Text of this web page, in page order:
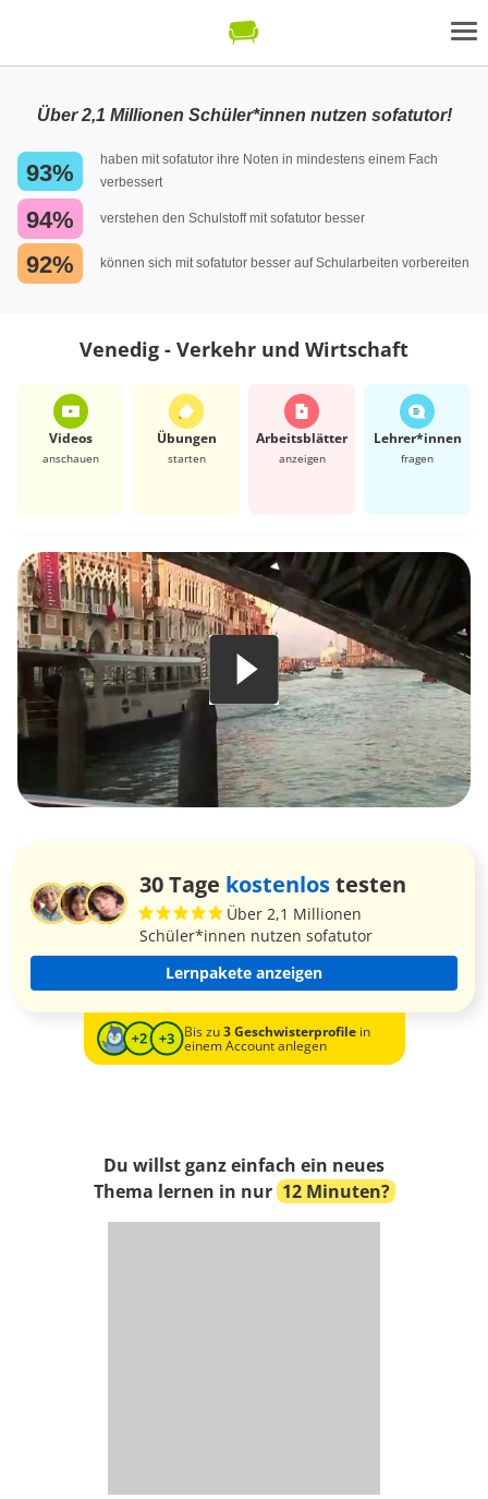
Über 2,1 Millionen Schüler*innen nutzen sofatutor!
93%
haben mit sofatutor ihre Noten in mindestens einem Fach
verbessert
94% verstehen den Schulstoff mit sofatutor besser
92% können sich mit sofatutor besser auf Schularbeiten vorbereiten
Venedig - Verkehr und Wirtschaft
Videos
anschauen
Übungen
starten
Arbeits­blätter
anzeigen
Lehrer*​innen
fragen
30 Tage kostenlostesten
Über 2,1 Millionen
Schüler*innen nutzen sofatutor
Lernpakete anzeigen
Bis zu3 Geschwisterprofilein
einem Account anlegen
Du willst ganz einfach ein neues
Thema lernen in nur 12 Minuten?